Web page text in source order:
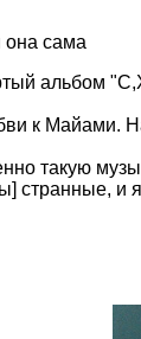
она сама
альбом
к Майами.
такую
и я